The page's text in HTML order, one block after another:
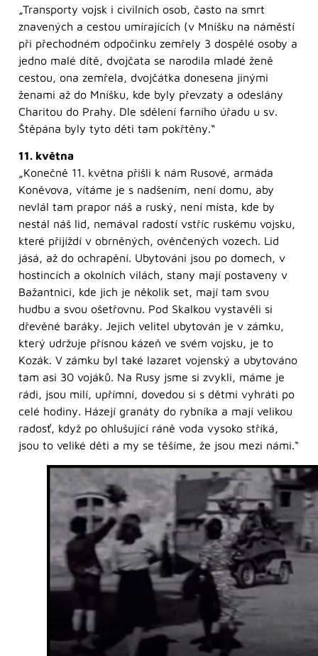
„Transporty vojsk i civilních osob, často na smrt
znavených a cestou umírajících (v Mníšku na náměstí
při přechodném odpočinku zemřely 3 dospělé osoby a
jedno malé dítě, dvojčata se narodila mladé ženě
cestou, ona zemřela, dvojčátka donesena jinými
ženami až do Mníšku, kde byly převzaty a odeslány
Charitou do Prahy. Dle sdělení farního úřadu u sv.
Štěpána byly tyto děti tam pokřtěny.“
11. května
„Konečně 11. května přišli k nám Rusové, armáda
Koněvova, vítáme je s nadšením, není domu, aby
nevlál tam prapor náš a ruský, není místa, kde by
nestál náš lid, nemával radostí vstříc ruskému vojsku,
které přijíždí v obrněných, ověnčených vozech. Lid
jásá, až do ochrapění. Ubytováni jsou po domech, v
hostincích a okolních vilách, stany mají postaveny v
Bažantnici, kde jich je několik set, mají tam svou
hudbu a svou ošetřovnu. Pod Skalkou vystavěli si
dřevěné baráky. Jejich velitel ubytován je v zámku,
který udržuje přísnou kázeň ve svém vojsku, je to
Kozák. V zámku byl také lazaret vojenský a ubytováno
tam asi 30 vojáků. Na Rusy jsme si zvykli, máme je
rádi, jsou milí, upřímní, dovedou si s dětmi vyhráti po
celé hodiny. Házejí granáty do rybníka a mají velikou
radosť, když po ohlušující ráně voda vysoko stříká,
jsou to veliké děti a my se těšíme, že jsou mezi námi.“